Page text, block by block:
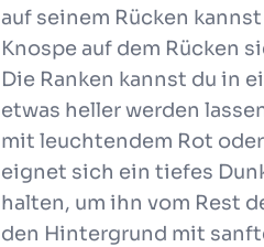
auf seinem Rücken
Knospe auf dem Rücken
Die Ranken kannst du in
etwas heller werden
mit leuchtendem Rot
eignet sich ein tiefes
halten, um ihn vom Rest
den Hintergrund mit